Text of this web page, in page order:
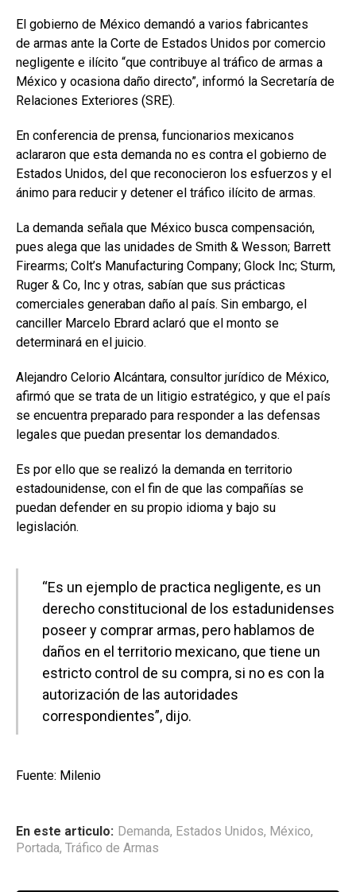
El gobierno de México demandó a varios fabricantes
de armas ante la Corte de Estados Unidos por comercio
negligente e ilícito “que contribuye al tráfico de armas a
México y ocasiona daño directo”, informó la Secretaría de
Relaciones Exteriores (SRE).
En conferencia de prensa, funcionarios mexicanos
aclararon que esta demanda no es contra el gobierno de
Estados Unidos, del que reconocieron los esfuerzos y el
ánimo para reducir y detener el tráfico ilícito de armas.
La demanda señala que México busca compensación,
pues alega que las unidades de Smith & Wesson; Barrett
Firearms; Colt’s Manufacturing Company; Glock Inc; Sturm,
Ruger & Co, Inc y otras, sabían que sus prácticas
comerciales generaban daño al país. Sin embargo, el
canciller Marcelo Ebrard aclaró que el monto se
determinará en el juicio.
Alejandro Celorio Alcántara, consultor jurídico de México,
afirmó que se trata de un litigio estratégico, y que el país
se encuentra preparado para responder a las defensas
legales que puedan presentar los demandados.
Es por ello que se realizó la demanda en territorio
estadounidense, con el fin de que las compañías se
puedan defender en su propio idioma y bajo su
legislación.
“Es un ejemplo de practica negligente, es un
derecho constitucional de los estadunidenses
poseer y comprar armas, pero hablamos de
daños en el territorio mexicano, que tiene un
estricto control de su compra, si no es con la
autorización de las autoridades
correspondientes”, dijo.
Fuente: Milenio
En este articulo: Demanda, Estados Unidos, México,
Portada, Tráfico de Armas